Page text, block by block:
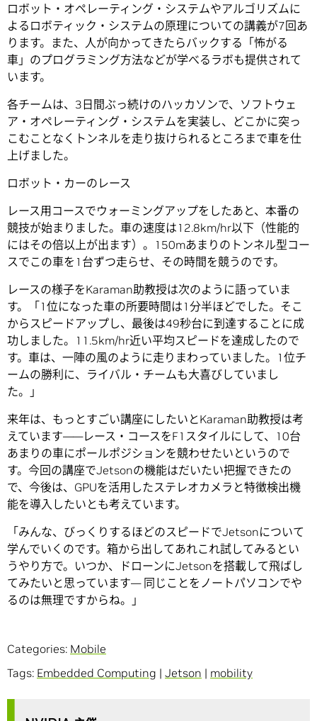
ロボット・オペレーティング・システムやアルゴリズムに
よるロボティック・システムの原理についての講義が7回あ
ります。また、人が向かってきたらバックする「怖がる
車」のプログラミング方法などが学べるラボも提供されて
います。
各チームは、3日間ぶっ続けのハッカソンで、ソフトウェ
ア・オペレーティング・システムを実装し、どこかに突っ
こむことなくトンネルを走り抜けられるところまで車を仕
上げました。
ロボット・カーのレース
レース用コースでウォーミングアップをしたあと、本番の
競技が始まりました。車の速度は12.8km/hr以下（性能的
にはその倍以上が出ます）。150mあまりのトンネル型コー
スでこの車を1台ずつ走らせ、その時間を競うのです。
レースの様子をKaraman助教授は次のように語っていま
す。「1位になった車の所要時間は1分半ほどでした。そこ
からスピードアップし、最後は49秒台に到達することに成
功しました。11.5km/hr近い平均スピードを達成したので
す。車は、一陣の風のように走りまわっていました。1位チ
ームの勝利に、ライバル・チームも大喜びしていまし
た。」
来年は、もっとすごい講座にしたいとKaraman助教授は考
えています――レース・コースをF1スタイルにして、10台
あまりの車にポールポジションを競わせたいというので
す。今回の講座でJetsonの機能はだいたい把握できたの
で、今後は、GPUを活用したステレオカメラと特徴検出機
能を導入したいとも考えています。
「みんな、びっくりするほどのスピードでJetsonについて
学んでいくのです。箱から出してあれこれ試してみるとい
うやり方で。いつか、ドローンにJetsonを搭載して飛ばし
てみたいと思っています― 同じことをノートパソコンでや
るのは無理ですからね。」
Categories: Mobile
Tags: Embedded Computing | Jetson | mobility